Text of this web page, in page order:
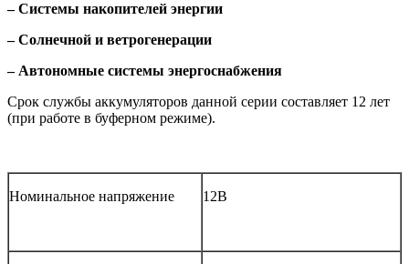
– Системы накопителей энергии
– Солнечной и ветрогенерации
– Автономные системы энергоснабжения
Срок службы аккумуляторов данной серии составляет 12 лет
(при работе в буферном режиме).
Номинальное напряжение 12В